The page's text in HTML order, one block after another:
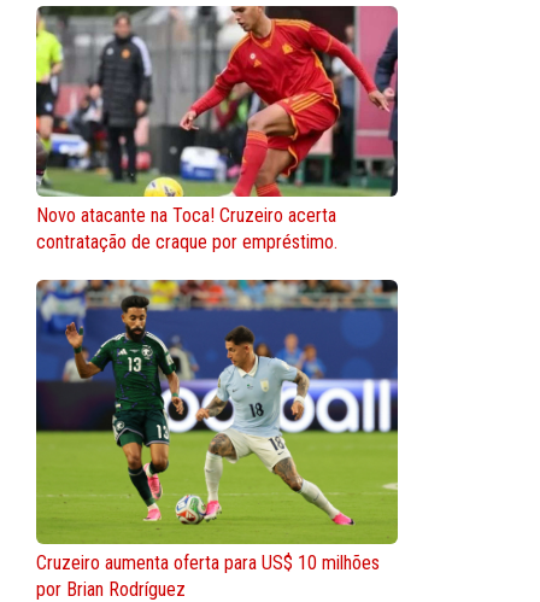
Novo atacante na Toca! Cruzeiro acerta
contratação de craque por empréstimo.
Cruzeiro aumenta oferta para US$ 10 milhões
por Brian Rodríguez